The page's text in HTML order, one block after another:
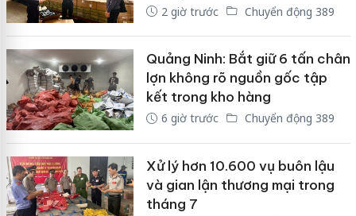
2 giờ trước Chuyển động 389
Quảng Ninh: Bắt giữ 6 tấn chân
lợn không rõ nguồn gốc tập
kết trong kho hàng
6 giờ trước Chuyển động 389
Xử lý hơn 10.600 vụ buôn lậu
và gian lận thương mại trong
tháng 7